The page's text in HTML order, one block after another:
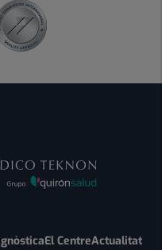
El CentreActualitat